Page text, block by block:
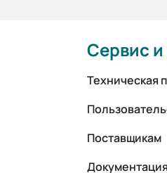
Сервис
Техническая
Поставщикам
Документация